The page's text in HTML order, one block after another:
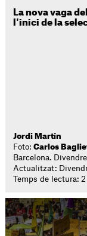
La nova vaga
l'inici de la
Jordi Martín
Foto:Carlos
Barcelona.
Actualitzat:
Temps de lectura: